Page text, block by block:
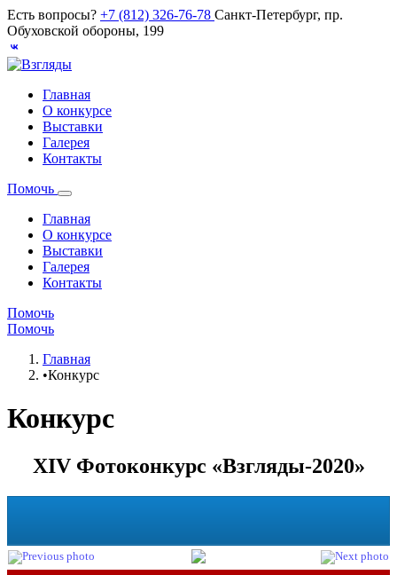
Есть вопросы? +7 (812) 326-76-78 Санкт-Петербург, пр.
Обуховской обороны, 199
Главная
О конкурсе
Выставки
Галерея
Контакты
Помочь
Главная
О конкурсе
Выставки
Галерея
Контакты
Помочь
Помочь
Главная
•Конкурс
Конкурс
XIV Фотоконкурс «Взгляды-2020»